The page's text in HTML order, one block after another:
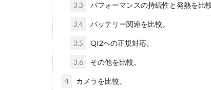
3.3 パフォーマンスの持続性と発熱を比較
3.4 バッテリー関連を比較。
3.5 QI2への正規対応。
3.6 その他を比較。
4 カメラを比較。